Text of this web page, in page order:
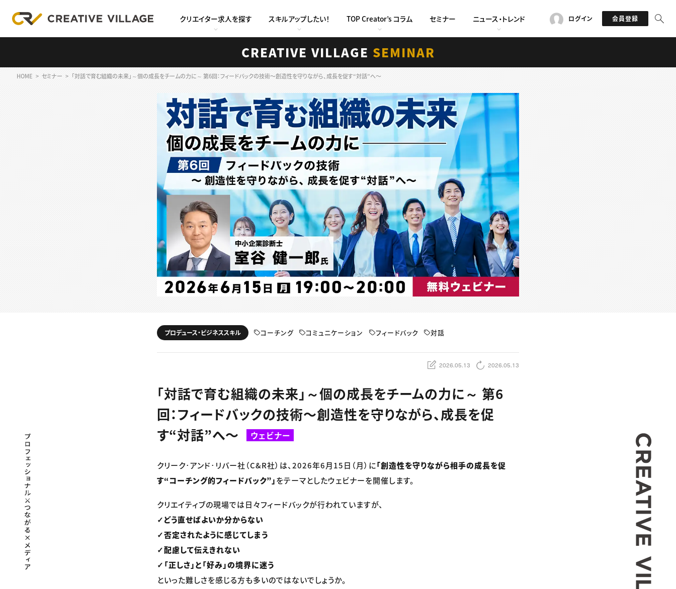
クリエイター求人を探す スキルアップしたい！ TOP Creator’s コラム セミナー ニュース・トレンド ログイン 会員登録
CREATIVE VILLAGE SEMINAR
HOME セミナー 「対話で育む組織の未来」～個の成長をチームの力に～ 第6回：フィードバックの技術〜創造性を守りながら、成長を促す“対話”へ〜
プロフェッショナル×つながる×メディア
プロデュース・ビジネススキル コーチング コミュニケーション フィードバック 対話
2026.05.13 2026.05.13
「対話で育む組織の未来」～個の成長をチームの力に～ 第6
回：フィードバックの技術〜創造性を守りながら、成長を促
す“対話”へ〜
ウェビナー
クリーク･アンド･リバー社（C&R社）は、2026年6月15日（月）に「創造性を守りながら相手の成長を促
す“コーチング的フィードバック”」をテーマとしたウェビナーを開催します。
クリエイティブの現場では日々フィードバックが行われていますが、
✓どう直せばよいか分からない
✓否定されたように感じてしまう
✓配慮して伝えきれない
✓「正しさ」と「好み」の境界に迷う
といった難しさを感じる方も多いのではないでしょうか。